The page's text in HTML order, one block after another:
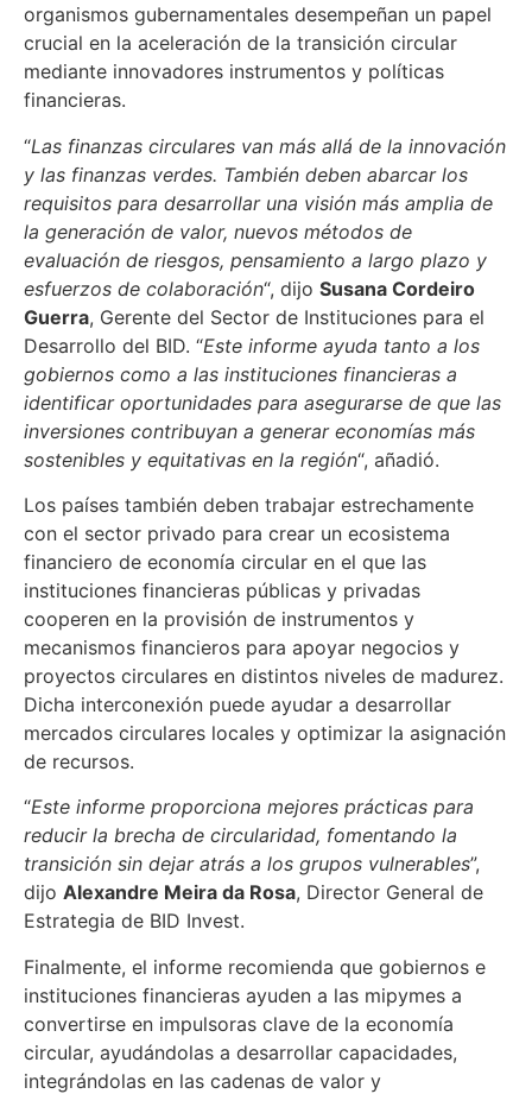
organismos gubernamentales desempeñan un papel
crucial en la aceleración de la transición circular
mediante innovadores instrumentos y políticas
financieras.
“Las finanzas circulares van más allá de la innovación
y las finanzas verdes. También deben abarcar los
requisitos para desarrollar una visión más amplia de
la generación de valor, nuevos métodos de
evaluación de riesgos, pensamiento a largo plazo y
esfuerzos de colaboración“, dijo Susana Cordeiro
Guerra, Gerente del Sector de Instituciones para el
Desarrollo del BID. “Este informe ayuda tanto a los
gobiernos como a las instituciones financieras a
identificar oportunidades para asegurarse de que las
inversiones contribuyan a generar economías más
sostenibles y equitativas en la región“, añadió.
Los países también deben trabajar estrechamente
con el sector privado para crear un ecosistema
financiero de economía circular en el que las
instituciones financieras públicas y privadas
cooperen en la provisión de instrumentos y
mecanismos financieros para apoyar negocios y
proyectos circulares en distintos niveles de madurez.
Dicha interconexión puede ayudar a desarrollar
mercados circulares locales y optimizar la asignación
de recursos.
“Este informe proporciona mejores prácticas para
reducir la brecha de circularidad, fomentando la
transición sin dejar atrás a los grupos vulnerables”,
dijo Alexandre Meira da Rosa, Director General de
Estrategia de BID Invest.
Finalmente, el informe recomienda que gobiernos e
instituciones financieras ayuden a las mipymes a
convertirse en impulsoras clave de la economía
circular, ayudándolas a desarrollar capacidades,
integrándolas en las cadenas de valor y